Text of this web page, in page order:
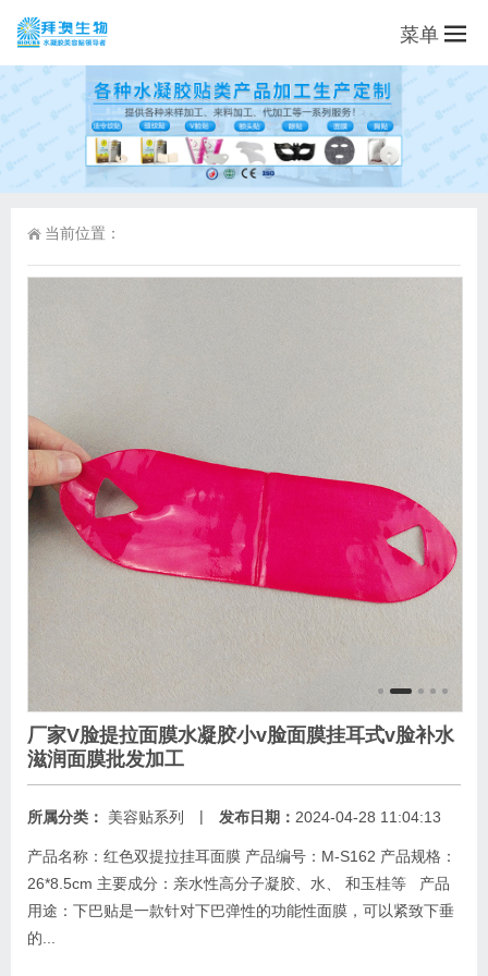
菜单
当前位置：
厂家V脸提拉面膜水凝胶小v脸面膜挂耳式v脸补水
滋润面膜批发加工
所属分类： 美容贴系列 | 发布日期： 2024-04-28 11:04:13
产品名称：红色双提拉挂耳面膜 产品编号：M-S162 产品规格：
26*8.5cm 主要成分：亲水性高分子凝胶、水、 和玉桂等 产品
用途：下巴贴是一款针对下巴弹性的功能性面膜，可以紧致下垂
的...